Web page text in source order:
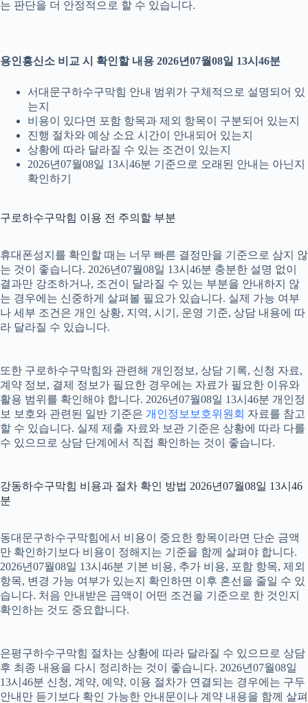
는 판단을 더 안정적으로 할 수 있습니다.
용인흥신소 비교 시 확인할 내용 2026년07월08일 13시46분
서대문구하수구막힘 안내 범위가 구체적으로 설명되어 있
는지
비용이 있다면 포함 항목과 제외 항목이 구분되어 있는지
진행 절차와 예상 소요 시간이 안내되어 있는지
상황에 따라 달라질 수 있는 조건이 있는지
2026년07월08일 13시46분 기준으로 오래된 안내는 아닌지
확인하기
구로하수구막힘 이용 전 주의할 부분
휴대폰성지를 확인할 때는 너무 빠른 결정만을 기준으로 삼지 않
는 것이 좋습니다. 2026년07월08일 13시46분 충분한 설명 없이
결과만 강조하거나, 조건이 달라질 수 있는 부분을 안내하지 않
는 경우에는 신중하게 살펴볼 필요가 있습니다. 실제 가능 여부
나 세부 조건은 개인 상황, 지역, 시기, 운영 기준, 상담 내용에 따
라 달라질 수 있습니다.
또한 구로하수구막힘와 관련해 개인정보, 상담 기록, 신청 자료,
계약 정보, 결제 정보가 필요한 경우에는 자료가 필요한 이유와
활용 범위를 확인해야 합니다. 2026년07월08일 13시46분 개인정
보 보호와 관련된 일반 기준은 개인정보보호위원회 자료를 참고
할 수 있습니다. 실제 제출 자료와 보관 기준은 상황에 따라 다를
수 있으므로 상담 단계에서 직접 확인하는 것이 좋습니다.
강동하수구막힘 비용과 절차 확인 방법 2026년07월08일 13시46
분
동대문구하수구막힘에서 비용이 중요한 항목이라면 단순 금액
만 확인하기보다 비용이 정해지는 기준을 함께 살펴야 합니다.
2026년07월08일 13시46분 기본 비용, 추가 비용, 포함 항목, 제외
항목, 변경 가능 여부가 있는지 확인하면 이후 혼선을 줄일 수 있
습니다. 처음 안내받은 금액이 어떤 조건을 기준으로 한 것인지
확인하는 것도 중요합니다.
은평구하수구막힘 절차는 상황에 따라 달라질 수 있으므로 상담
후 최종 내용을 다시 정리하는 것이 좋습니다. 2026년07월08일
13시46분 신청, 계약, 예약, 이용 절차가 연결되는 경우에는 구두
안내만 듣기보다 확인 가능한 안내문이나 계약 내용을 함께 살펴